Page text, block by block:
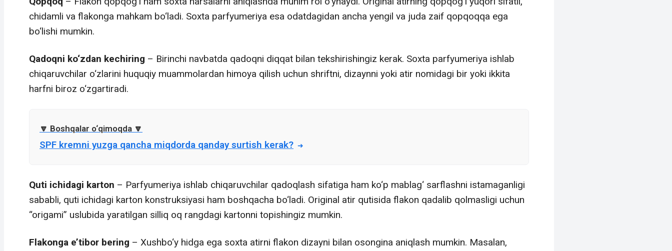
chidamli va flakonga mahkam bo‘ladi. Soxta parfyumeriya esa odatdagidan ancha yengil va juda zaif qopqoqqa ega
bo‘lishi mumkin.
Qadoqni ko‘zdan kechiring – Birinchi navbatda qadoqni diqqat bilan tekshirishingiz kerak. Soxta parfyumeriya ishlab
chiqaruvchilar o‘zlarini huquqiy muammolardan himoya qilish uchun shriftni, dizaynni yoki atir nomidagi bir yoki ikkita
harfni biroz o‘zgartiradi.
SPF kremni yuzga qancha miqdorda qanday surtish kerak?
Quti ichidagi karton – Parfyumeriya ishlab chiqaruvchilar qadoqlash sifatiga ham ko‘p mablag‘ sarflashni istamaganligi
sababli, quti ichidagi karton konstruksiyasi ham boshqacha bo‘ladi. Original atir qutisida flakon qadalib qolmasligi uchun
“origami” uslubida yaratilgan silliq oq rangdagi kartonni topishingiz mumkin.
Flakonga e’tibor bering – Xushbo‘y hidga ega soxta atirni flakon dizayni bilan osongina aniqlash mumkin. Masalan,